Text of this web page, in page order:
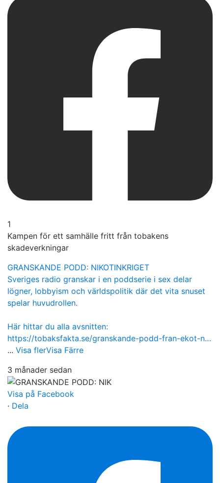
1
Kampen för ett samhälle fritt från tobakens
skadeverkningar
GRANSKANDE PODD: NIKOTINKRIGET
Sveriges radio granskar i en poddserie i sex delar
lögner, lobbyism och världspolitik där det vita snuset
spelar huvudrollen.
Här hittar du alla avsnitten:
https://tobaksfakta.se/granskande-podd-fran-ekot-n…
... Visa flerVisa Färre
3 månader sedan
Visa på Facebook
· Dela